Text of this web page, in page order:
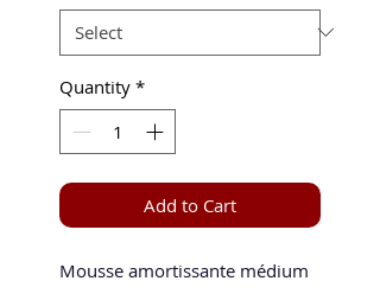
Quantity *
Add to Cart
Mousse amortissante médium